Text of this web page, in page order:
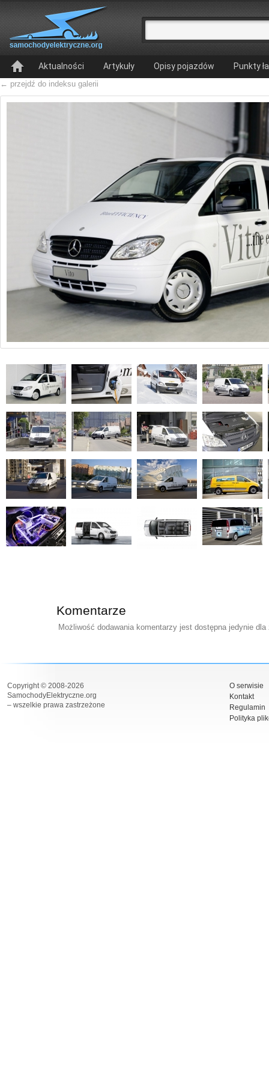
Aktualności Artykuły Opisy pojazdów Punkty
← przejdź do indeksu galerii
Komentarze
Możliwość dodawania komentarzy jest dostępna jedynie
Copyright © 2008-2026
SamochodyElektryczne.org
– wszelkie prawa zastrzeżone
O serwisie
Kontakt
Regulamin
Polityka